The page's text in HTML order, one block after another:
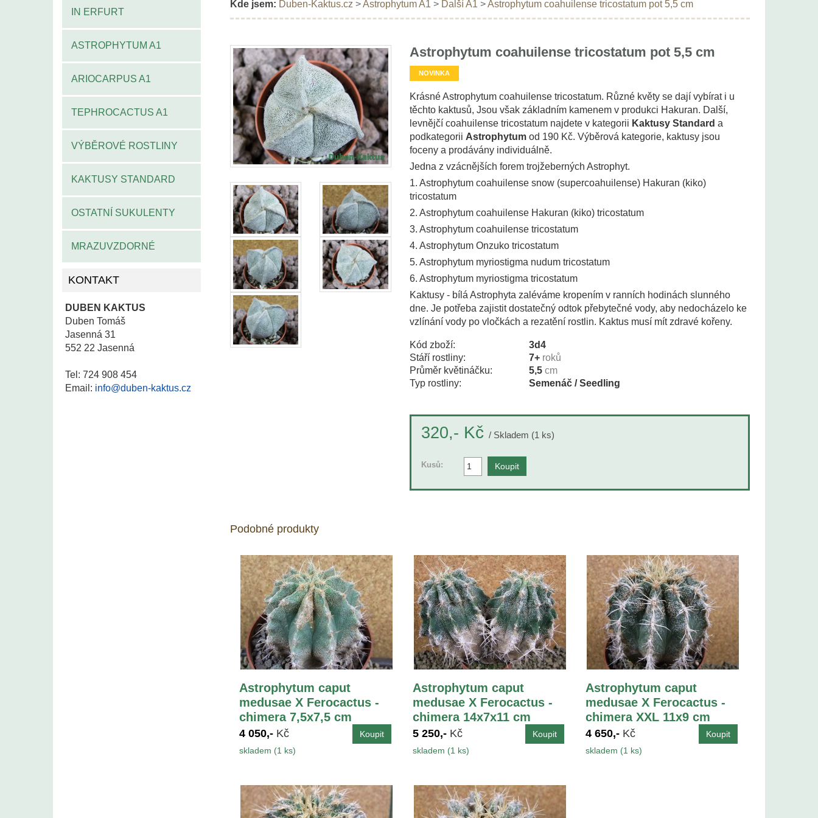
IN ERFURT
ASTROPHYTUM A1
ARIOCARPUS A1
TEPHROCACTUS A1
VÝBĚROVÉ ROSTLINY
KAKTUSY STANDARD
OSTATNÍ SUKULENTY
MRAZUVZDORNÉ
KONTAKT
DUBEN KAKTUS
Duben Tomáš
Jasenná 31
552 22 Jasenná
Tel: 724 908 454
Email: info@duben-kaktus.cz
Kde jsem: Duben-Kaktus.cz >Astrophytum A1 > Další A1 >Astrophytum coahuilense tricostatum pot 5,5 cm
Astrophytum coahuilense tricostatum pot 5,5 cm
NOVINKA
Krásné Astrophytum coahuilense tricostatum. Různé květy se dají vybírat i u
těchto kaktusů, Jsou však základním kamenem v produkci Hakuran. Další,
levnějčí coahuilense tricostatum najdete v kategorii Kaktusy Standard a
podkategorii Astrophytumod 190 Kč. Výběrová kategorie, kaktusy jsou
foceny a prodávány individuálně.
Jedna z vzácnějších forem trojžeberných Astrophyt.
1. Astrophytum coahuilense snow (supercoahuilense) Hakuran (kiko)
tricostatum
2. Astrophytum coahuilense Hakuran (kiko) tricostatum
3. Astrophytum coahuilense tricostatum
4. Astrophytum Onzuko tricostatum
5. Astrophytum myriostigma nudum tricostatum
6. Astrophytum myriostigma tricostatum
Kaktusy - bílá Astrophyta zaléváme kropením v ranních hodinách slunného
dne. Je potřeba zajistit dostatečný odtok přebytečné vody, aby nedocházelo ke
vzlínání vody po vločkách a rezatění rostlin. Kaktus musí mít zdravé kořeny.
Kód zboží:
3d4
Stáří rostliny:
7+ roků
Průměr květináčku:
5,5 cm
Typ rostliny:
Semenáč / Seedling
320,- Kč / Skladem (1 ks)
Kusů:
Podobné produkty
Astrophytum caput
medusae X Ferocactus -
chimera 7,5x7,5 cm
4 050,- Kč
skladem (1 ks)
Astrophytum caput
medusae X Ferocactus -
chimera 14x7x11 cm
5 250,- Kč
skladem (1 ks)
Astrophytum caput
medusae X Ferocactus -
chimera XXL 11x9 cm
4 650,- Kč
skladem (1 ks)